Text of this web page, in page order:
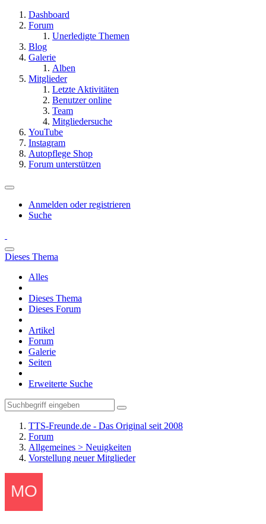
Dashboard
Forum
Unerledigte Themen
Blog
Galerie
Alben
Mitglieder
Letzte Aktivitäten
Benutzer online
Team
Mitgliedersuche
YouTube
Instagram
Autopflege Shop
Forum unterstützen
Anmelden oder registrieren
Suche
Dieses Thema
Alles
Dieses Thema
Dieses Forum
Artikel
Forum
Galerie
Seiten
Erweiterte Suche
TTS-Freunde.de - Das Original seit 2008
Forum
Allgemeines > Neuigkeiten
Vorstellung neuer Mitglieder